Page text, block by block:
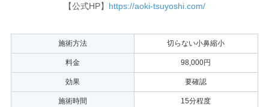
【公式HP】 https://aoki-tsuyoshi.com/
施術方法 切らない小鼻縮小
料金 98,000円
効果 要確認
施術時間 15分程度